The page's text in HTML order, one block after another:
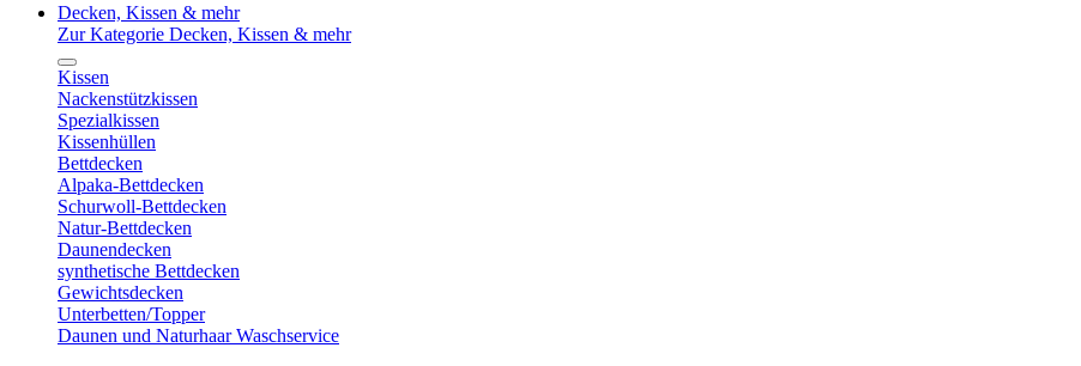
Decken, Kissen & mehr
Zur Kategorie Decken, Kissen & mehr
Kissen
Nackenstützkissen
Spezialkissen
Kissenhüllen
Bettdecken
Alpaka-Bettdecken
Schurwoll-Bettdecken
Natur-Bettdecken
Daunendecken
synthetische Bettdecken
Gewichtsdecken
Unterbetten/Topper
Daunen und Naturhaar Waschservice